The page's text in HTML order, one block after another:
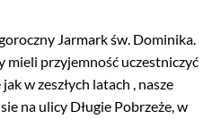
Jarmark św. Dominika.
mieli przyjemność uczestniczyć
w zeszłych latach , nasze
na ulicy Długie Pobrzeże, w